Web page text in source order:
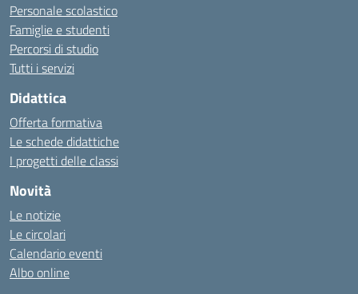
Personale scolastico
Famiglie e studenti
Percorsi di studio
Tutti i servizi
Didattica
Offerta formativa
Le schede didattiche
I progetti delle classi
Novità
Le notizie
Le circolari
Calendario eventi
Albo online